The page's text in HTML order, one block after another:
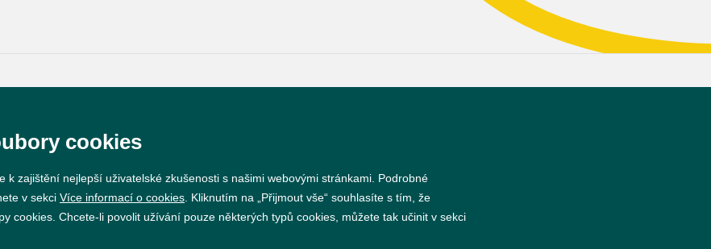
VytvořilwebProgress
cookies
k zajištění nejlepší uživatelské zkušenosti s našimi webovými stránkami. Podrobné
v sekci Více informací o cookies . Kliknutím na „Přijmout vše“ souhlasíte s tím, že
cookies. Chcete-li povolit užívání pouze některých typů cookies, můžete tak učinit v sekci